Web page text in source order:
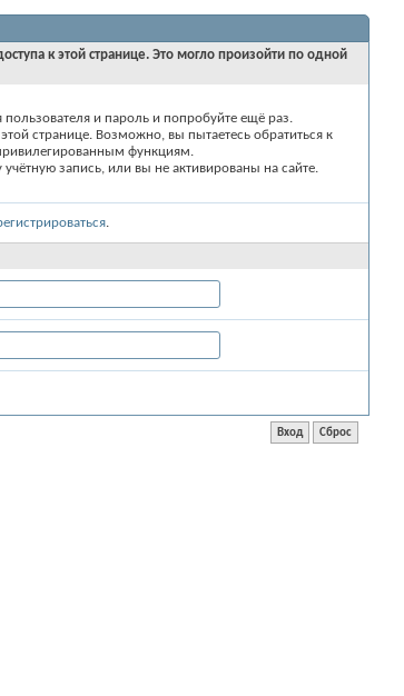
к этой странице. Это могло произойти по одной
и пароль и попробуйте ещё раз.
странице. Возможно, вы пытаетесь обратиться к
функциям.
запись, или вы не активированы на сайте.
.